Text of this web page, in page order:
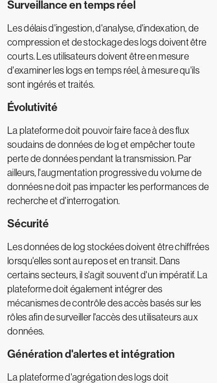
Surveillance en temps réel
Les délais d'ingestion, d'analyse, d'indexation, de
compression et de stockage des logs doivent être
courts. Les utilisateurs doivent être en mesure
d'examiner les logs en temps réel, à mesure qu'ils
sont ingérés et traités.
Évolutivité
La plateforme doit pouvoir faire face à des flux
soudains de données de log et empêcher toute
perte de données pendant la transmission. Par
ailleurs, l'augmentation progressive du volume de
données ne doit pas impacter les performances de
recherche et d'interrogation.
Sécurité
Les données de log stockées doivent être chiffrées
lorsqu'elles sont au repos et en transit. Dans
certains secteurs, il s'agit souvent d'un impératif. La
plateforme doit également intégrer des
mécanismes de contrôle des accès basés sur les
rôles afin de surveiller l'accès des utilisateurs aux
données.
Génération d'alertes et intégration
La plateforme d'agrégation des logs doit